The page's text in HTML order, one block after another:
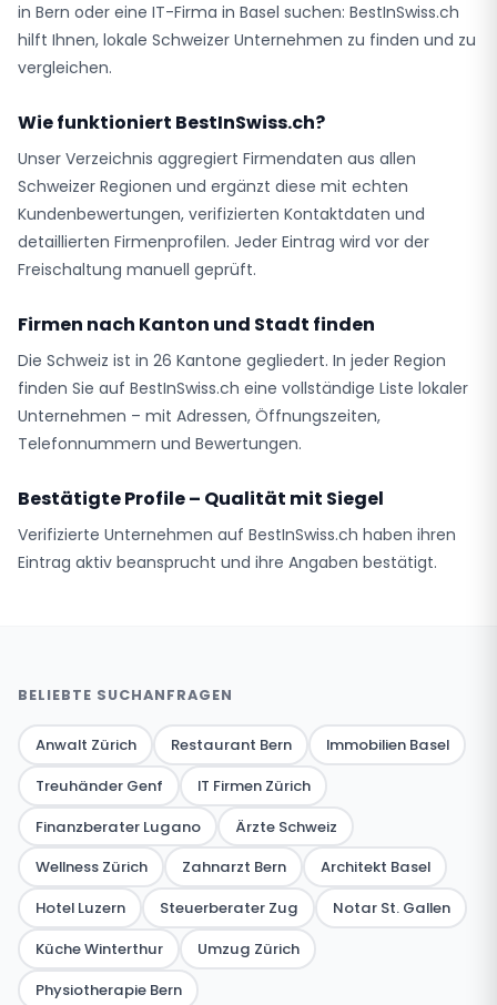
in Bern oder eine IT-Firma in Basel suchen: BestInSwiss.ch
hilft Ihnen, lokale Schweizer Unternehmen zu finden und zu
vergleichen.
Wie funktioniert BestInSwiss.ch?
Unser Verzeichnis aggregiert Firmendaten aus allen
Schweizer Regionen und ergänzt diese mit echten
Kundenbewertungen, verifizierten Kontaktdaten und
detaillierten Firmenprofilen. Jeder Eintrag wird vor der
Freischaltung manuell geprüft.
Firmen nach Kanton und Stadt finden
Die Schweiz ist in 26 Kantone gegliedert. In jeder Region
finden Sie auf BestInSwiss.ch eine vollständige Liste lokaler
Unternehmen – mit Adressen, Öffnungszeiten,
Telefonnummern und Bewertungen.
Bestätigte Profile – Qualität mit Siegel
Verifizierte Unternehmen auf BestInSwiss.ch haben ihren
Eintrag aktiv beansprucht und ihre Angaben bestätigt.
BELIEBTE SUCHANFRAGEN
Anwalt Zürich Restaurant Bern
Immobilien Basel
Treuhänder Genf
IT Firmen Zürich
Finanzberater Lugano
Ärzte Schweiz
Wellness Zürich
Zahnarzt Bern
Architekt Basel
Hotel Luzern
Steuerberater Zug
Notar St. Gallen
Küche Winterthur
Umzug Zürich
Physiotherapie Bern